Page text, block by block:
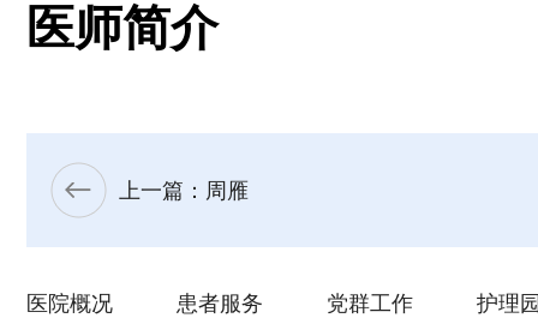
医师简介
上一篇：周雁
医院概况 患者服务 党群工作 护理